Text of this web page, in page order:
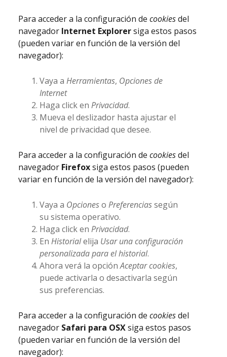
Para acceder a la configuración de cookiesdel
navegador Internet Explorersiga estos pasos
(pueden variar en función de la versión del
navegador):
Vaya a Herramientas, Opciones de
Internet
Haga click en Privacidad.
Mueva el deslizador hasta ajustar el
nivel de privacidad que desee.
Para acceder a la configuración de cookiesdel
navegador Firefoxsiga estos pasos (pueden
variar en función de la versión del navegador):
Vaya a Opcioneso Preferenciassegún
su sistema operativo.
Haga click en Privacidad.
En Historialelija Usar una configuración
personalizada para el historial.
Ahora verá la opciónAceptar cookies,
puede activarla o desactivarla según
sus preferencias.
Para acceder a la configuración de cookiesdel
navegador Safari para OSXsiga estos pasos
(pueden variar en función de la versión del
navegador):